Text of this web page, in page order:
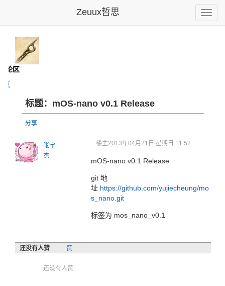
Toggle
Zeuux哲思
论区
页
标题：mOS-nano v0.1 Release
分享
张宇
杰
楼主2013年04月21日 星期日 11:52
mOS-nano v0.1 Release
git 地
址 https://github.com/yujiecheung/mo
s_nano.git
标签为 mos_nano_v0.1
还没有人赞 赞
还没有人赞